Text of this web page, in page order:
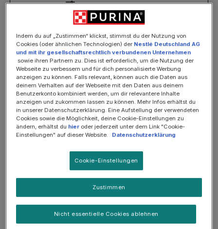
PRODUKTE FILTERN
SOMMER-SALE: 25%
Gesundheitspaket zur Unterstützung des Magen-Darm-
EN Gastroenterologie Gesundheitspaket für
Indem du auf „Zustimmen“ klickst, stimmst du der Nutzung von
Cookies (oder ähnlichen Technologien) der Nestlé Deutschland AG
und mit ihr gesellschaftsrechtlich verbundenen Unternehmen
sowie ihren Partnern zu. Dies ist erforderlich, um die Nutzung der
Webseite zu verbessern und für dich personalisierte Werbung
anzeigen zu können. Falls relevant, können auch die Daten aus
deinem Verhalten auf der Webseite mit den Daten aus deinem
Benutzerkonto kombiniert werden, um dir relevantere Inhalte
anzeigen und zukommen lassen zu können. Mehr Infos erhältst du
in unserer Datenschutzerklärung. Eine Aufstellung der verwendeten
Cookies sowie die Möglichkeit, deine Cookie-Einstellungen zu
ändern, erhältst du hier oder jederzeit unter dem Link "Cookie-
Einstellungen" auf dieser Website.
Datenschutzerklärung
Cookie-Einstellungen
Nicht essentielle Cookies ablehnen
Zustimmen